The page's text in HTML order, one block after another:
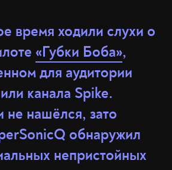
время ходили слухи о
«Губки Боба»,
для аудитории
канала Spike.
не нашёлся, зато
обнаружил
непристойных